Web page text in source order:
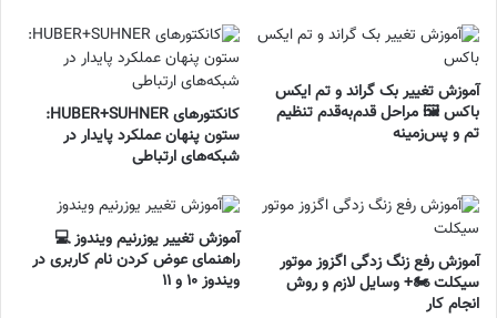
آموزش تغییر بک گراند و تم ایکس
باکس 🖼️ مراحل قدم‌به‌قدم تنظیم
تم و پس‌زمینه
کانکتورهای HUBER+SUHNER:
ستون پنهان عملکرد پایدار در
شبکه‌های ارتباطی
آموزش رفع زنگ زدگی اگزوز موتور
سیکلت 🏍️+ وسایل لازم و روش
انجام کار
آموزش تغییر یوزرنیم ویندوز 💻
راهنمای عوض کردن نام کاربری در
ویندوز ۱۰ و ۱۱